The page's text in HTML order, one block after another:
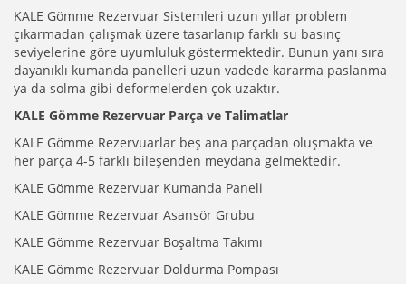
KALE Gömme Rezervuar Sistemleri uzun yıllar problem
çıkarmadan çalışmak üzere tasarlanıp farklı su basınç
seviyelerine göre uyumluluk göstermektedir. Bunun yanı sıra
dayanıklı kumanda panelleri uzun vadede kararma paslanma
ya da solma gibi deformelerden çok uzaktır.
KALE Gömme Rezervuar Parça ve Talimatlar
KALE Gömme Rezervuarlar beş ana parçadan oluşmakta ve
her parça 4-5 farklı bileşenden meydana gelmektedir.
KALE Gömme Rezervuar Kumanda Paneli
KALE Gömme Rezervuar Asansör Grubu
KALE Gömme Rezervuar Boşaltma Takımı
KALE Gömme Rezervuar Doldurma Pompası